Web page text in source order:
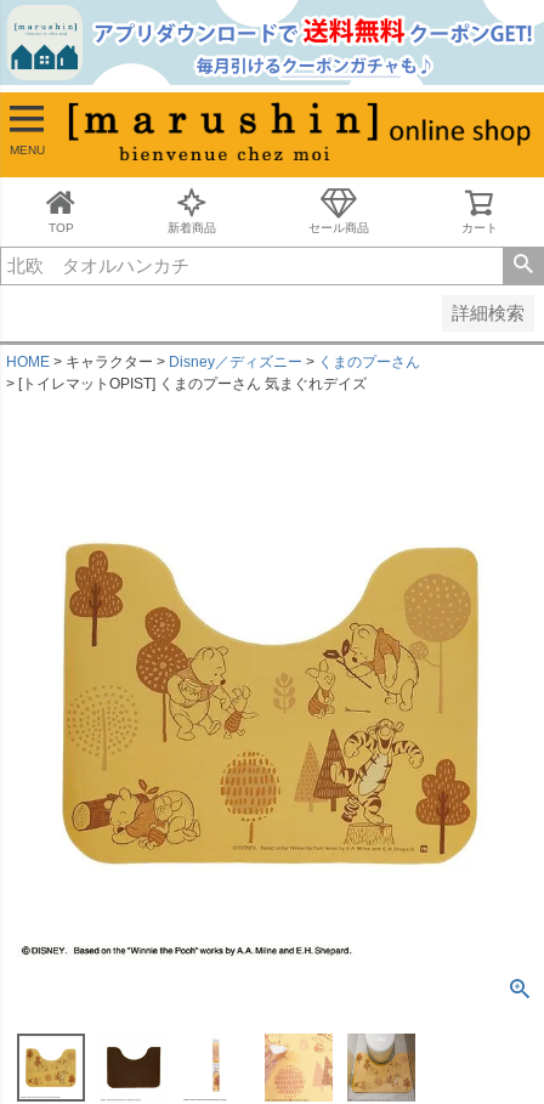
MENU
TOP 新着商品 セール商品 カート
詳細検索
並び順
新着順
古い順
価格が安い順
価格が高い順
キーワードヒット順
HOME キャラクター Disney／ディズニー
くまのプーさん
[トイレマットOPIST] くまのプーさん 気まぐれデイズ